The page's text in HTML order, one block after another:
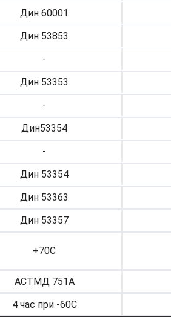
Дин 60001
Дин 53853
-
Дин 53353
-
Дин53354
-
Дин 53354
Дин 53363
Дин 53357
+70С
АСТМД 751А
4 час при -60С